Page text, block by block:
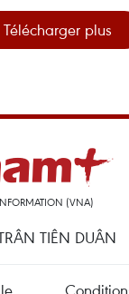
Télécharger plus
(VNA)
TIÊN DUÂN